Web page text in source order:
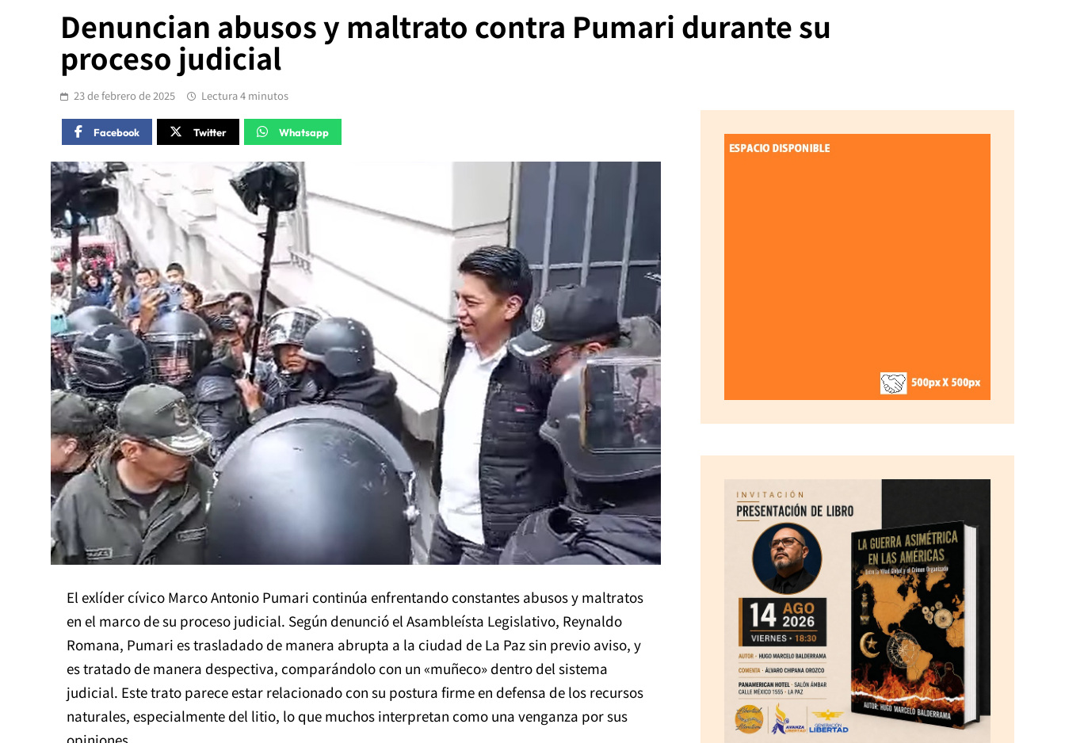
Denuncian abusos y maltrato contra Pumari durante su
proceso judicial
23 de febrero de 2025 Lectura 4 minutos
Facebook Twitter Whatsapp
El exlíder cívico Marco Antonio Pumari continúa enfrentando constantes abusos y maltratos
en el marco de su proceso judicial. Según denunció el Asambleísta Legislativo, Reynaldo
Romana, Pumari es trasladado de manera abrupta a la ciudad de La Paz sin previo aviso, y
es tratado de manera despectiva, comparándolo con un «muñeco» dentro del sistema
judicial. Este trato parece estar relacionado con su postura firme en defensa de los recursos
naturales, especialmente del litio, lo que muchos interpretan como una venganza por sus